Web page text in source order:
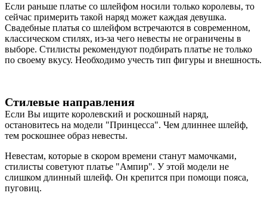
Если раньше платье со шлейфом носили только королевы, то
сейчас примерить такой наряд может каждая девушка.
Свадебные платья со шлейфом встречаются в современном,
классическом стилях, из-за чего невесты не ограничены в
выборе. Стилисты рекомендуют подбирать платье не только
по своему вкусу. Необходимо учесть тип фигуры и внешность.
Стилевые направления
Если Вы ищите королевский и роскошный наряд,
остановитесь на модели "Принцесса". Чем длиннее шлейф,
тем роскошнее образ невесты.
Невестам, которые в скором времени станут мамочками,
стилисты советуют платье "Ампир". У этой модели не
слишком длинный шлейф. Он крепится при помощи пояса,
пуговиц.